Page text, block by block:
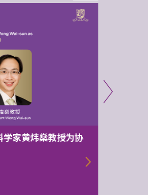
学家黄炜燊教授为协